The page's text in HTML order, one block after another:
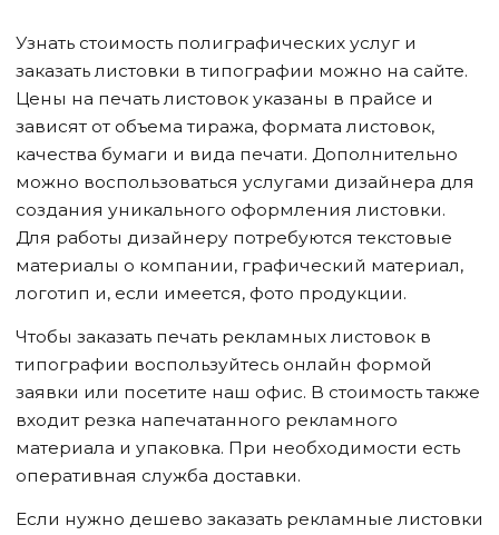
Узнать стоимость полиграфических услуг и
заказать листовки в типографии можно на сайте.
Цены на печать листовок указаны в прайсе и
зависят от объема тиража, формата листовок,
качества бумаги и вида печати. Дополнительно
можно воспользоваться услугами дизайнера для
создания уникального оформления листовки.
Для работы дизайнеру потребуются текстовые
материалы о компании, графический материал,
логотип и, если имеется, фото продукции.
Чтобы заказать печать рекламных листовок в
типографии воспользуйтесь онлайн формой
заявки или посетите наш офис. В стоимость также
входит резка напечатанного рекламного
материала и упаковка. При необходимости есть
оперативная служба доставки.
Если нужно дешево заказать рекламные листовки